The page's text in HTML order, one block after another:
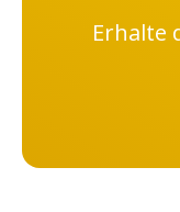
Erhalte